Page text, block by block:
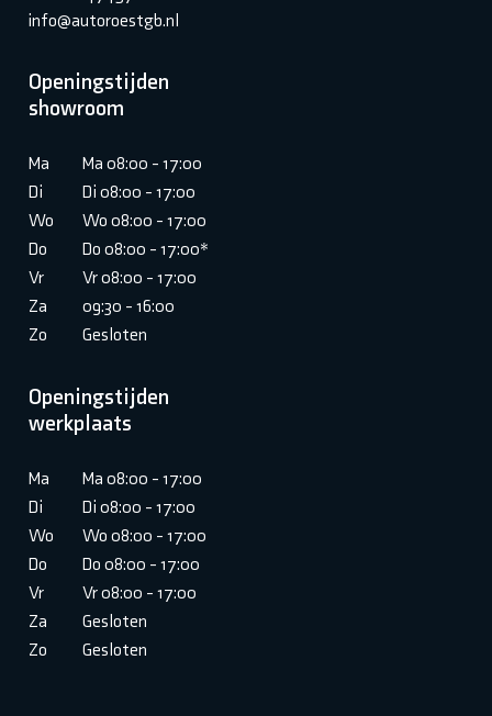
info@autoroestgb.nl
Openingstijden
showroom
Ma
Ma 08:00 - 17:00
Di
Di 08:00 - 17:00
Wo
Wo 08:00 - 17:00
Do
Do 08:00 - 17:00*
Vr
Vr 08:00 - 17:00
Za
09:30 - 16:00
Zo
Gesloten
Openingstijden
werkplaats
Ma
Ma 08:00 - 17:00
Di
Di 08:00 - 17:00
Wo
Wo 08:00 - 17:00
Do
Do 08:00 - 17:00
Vr
Vr 08:00 - 17:00
Za
Gesloten
Zo
Gesloten